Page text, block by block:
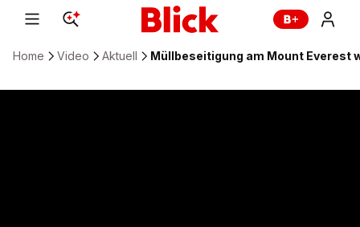
Home Video Aktuell Müllbeseitigung am Mount Everest